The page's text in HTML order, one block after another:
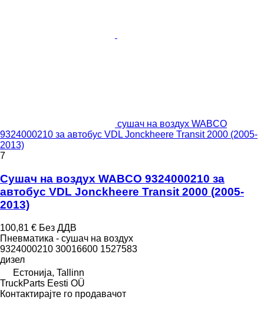
сушач на воздух WABCO
9324000210 за автобус VDL Jonckheere Transit 2000 (2005-
2013)
7
Сушач на воздух WABCO 9324000210 за
автобус VDL Jonckheere Transit 2000 (2005-
2013)
100,81 € Без ДДВ
Пневматика - сушач на воздух
9324000210 30016600 1527583
дизел
Естонија, Tallinn
TruckParts Eesti OÜ
Контактирајте го продавачот